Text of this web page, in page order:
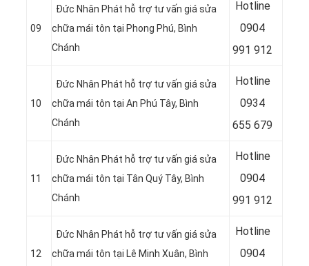
09
Đức Nhân Phát hỗ trợ tư vấn giá sửa
chữa mái tôn tại Phong Phú, Bình
Chánh
Hotline
0904
991 912
10
Đức Nhân Phát hỗ trợ tư vấn giá sửa
chữa mái tôn tại An Phú Tây, Bình
Chánh
Hotline
0934
655 679
11
Đức Nhân Phát hỗ trợ tư vấn giá sửa
chữa mái tôn tại Tân Quý Tây, Bình
Chánh
Hotline
0904
991 912
12
Đức Nhân Phát hỗ trợ tư vấn giá sửa
chữa mái tôn tại Lê Minh Xuân, Bình
Hotline
0904